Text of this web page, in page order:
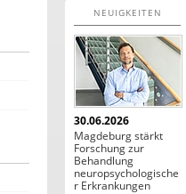
NEUIGKEITEN
30.06.2026
Magdeburg stärkt
Forschung zur
Behandlung
neuropsychologische
r Erkrankungen